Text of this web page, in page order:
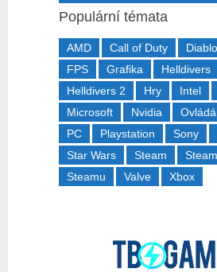
Populární témata
AMD Call of Duty
FPS
Grafika
Helldivers
Helldivers 2
Hry Intel
Microsoft
Nvidia
PC
Playstation Sony
Star Wars
Steam
Steamu
Valve Xbox